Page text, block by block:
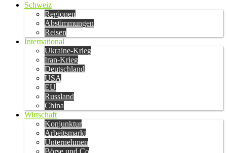
Schweiz
Regionen
Abstimmungen
Reisen
International
Ukraine-Krieg
Iran-Krieg
Deutschland
USA
EU
Russland
China
Wirtschaft
Konjunktur
Arbeitsmarkt
Unternehmen
Börse und Co